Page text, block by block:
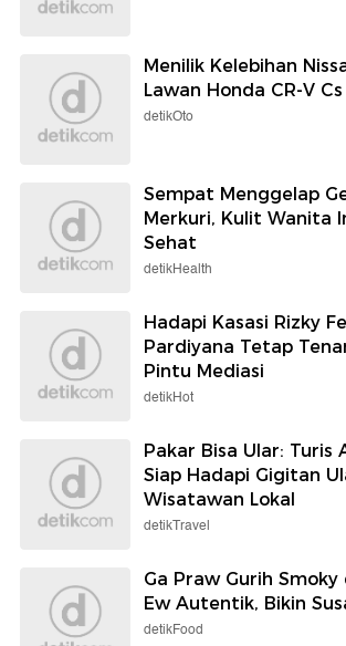
Menilik Kelebihan
Lawan Honda CR-V Cs
detikOto
Sempat Menggelap
Merkuri, Kulit Wanita
Sehat
detikHealth
Hadapi Kasasi Rizky
Pardiyana Tetap
Pintu Mediasi
detikHot
Pakar Bisa Ular: Turis
Siap Hadapi Gigitan
Wisatawan Lokal
detikTravel
Ga Praw Gurih Smoky
Ew Autentik, Bikin
detikFood